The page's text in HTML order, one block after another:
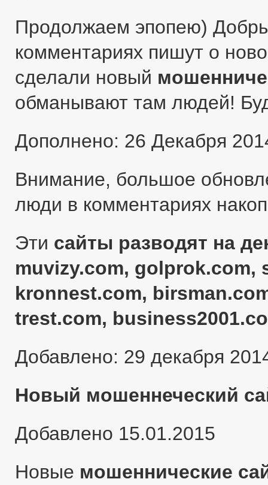
Продолжаем эпопею)
комментариях пишут о
сделали новый
обманывают там людей!
Дополнено: 26 Декабря
Внимание, большое
люди в комментариях
Эти сайты разводят на
muvizy.com, golprok.com,
kronnest.com,
trest.com,
Добавлено: 29 декабря
Новый мошеннеческий
Добавлено 15.01.2015
Новые мошеннические